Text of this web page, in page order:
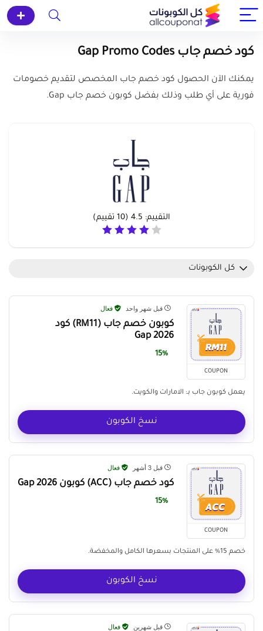
كود خصم جاب Gap Promo Codes
يمكنك الآن الحصول كود خصم جاب المخصص لتقديم خصومات
فورية على أي طلب وذلك بفضل كوبون خصم جاب Gap.
التقييم: 4.5
(
10 تقييم)
كل الكوبونات
COUPON
قبل شهر واحد فعال
كوبون خصم جاب (RM11) كود
Gap 2026
15%
يعمل كوبون جاب بـ: الامارات والكويت.
نسخ الكوبون
COUPON
قبل 3 أشهر فعال
كود خصم جاب (ACC) كوبون Gap 2026
15%
خصم 15% على المنتجات بسعرها الكامل والمخفضة.
نسخ الكوبون
قبل شهرين فعال